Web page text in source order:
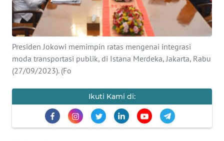
Presiden Jokowi memimpin ratas mengenai integrasi
moda transportasi publik, di Istana Merdeka, Jakarta, Rabu
(27/09/2023). (Fo
Ikuti Kami di:
SERBA-SERBI
PENDIDIKAN
OLAHRAGA
EDITORIAL